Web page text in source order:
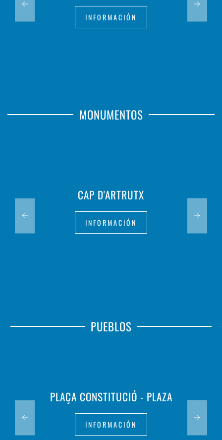
INFORMACIÓN
MONUMENTOS
CAP D'ARTRUTX
INFORMACIÓN
PUEBLOS
PLAÇA CONSTITUCIÓ - PLAZA
INFORMACIÓN